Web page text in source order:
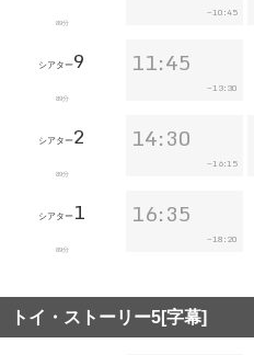
89分
~10:45
シアター9
89分
11:45
~13:30
シアター2
89分
14:30
~16:15
シアター 1
89分
16:35
~18:20
トイ・ストーリー5[字幕]